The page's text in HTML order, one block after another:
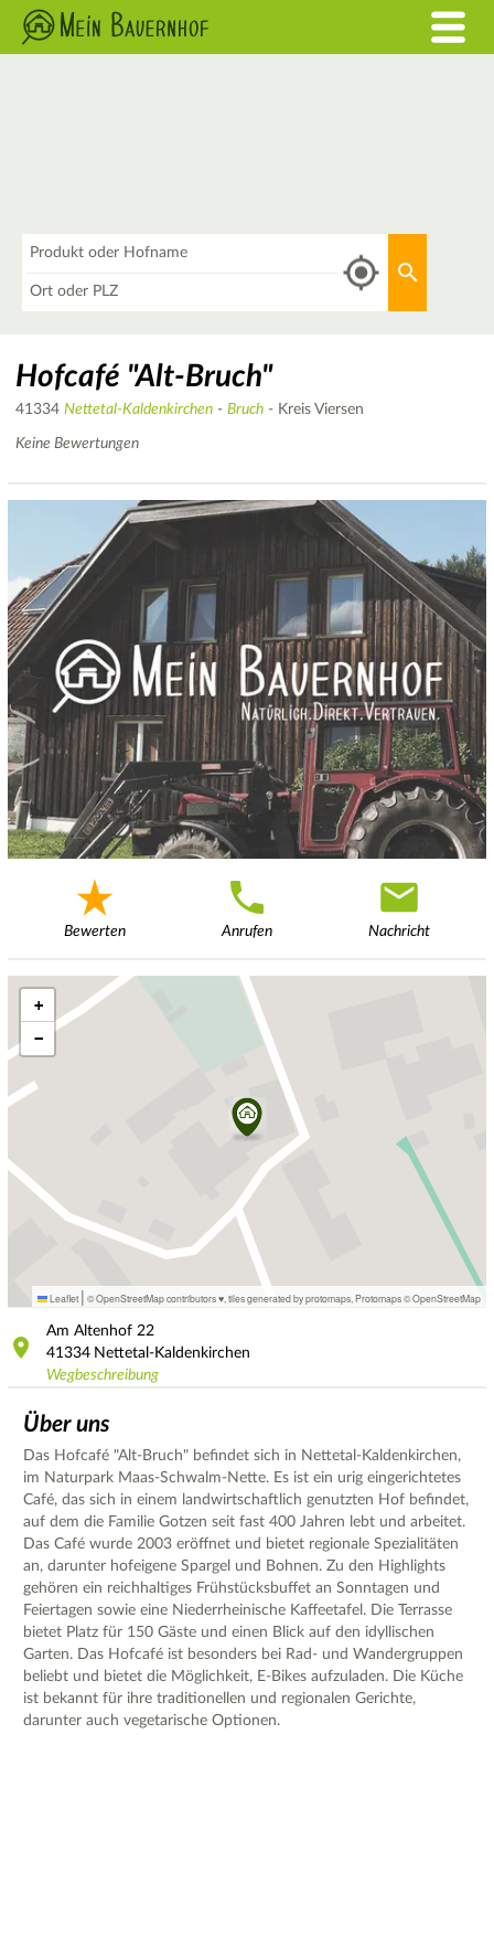
Hofcafé "Alt-Bruch"
41334 Nettetal-Kaldenkirchen - Bruch - Kreis Viersen
Keine Bewertungen
Bewerten Anrufen Nachricht
+
−
Leaflet | © OpenStreetMap contributors ♥, tiles generated by protomaps Protomaps©OpenStreetMap
Am Altenhof 22
41334 Nettetal-Kaldenkirchen
Wegbeschreibung
Über uns
Das Hofcafé "Alt-Bruch" befindet sich in Nettetal-Kaldenkirchen,
im Naturpark Maas-Schwalm-Nette. Es ist ein urig eingerichtetes
Café, das sich in einem landwirtschaftlich genutzten Hof befindet,
auf dem die Familie Gotzen seit fast 400 Jahren lebt und arbeitet.
Das Café wurde 2003 eröffnet und bietet regionale Spezialitäten
an, darunter hofeigene Spargel und Bohnen. Zu den Highlights
gehören ein reichhaltiges Frühstücksbuffet an Sonntagen und
Feiertagen sowie eine Niederrheinische Kaffeetafel. Die Terrasse
bietet Platz für 150 Gäste und einen Blick auf den idyllischen
Garten. Das Hofcafé ist besonders bei Rad- und Wandergruppen
beliebt und bietet die Möglichkeit, E-Bikes aufzuladen. Die Küche
ist bekannt für ihre traditionellen und regionalen Gerichte,
darunter auch vegetarische Optionen.